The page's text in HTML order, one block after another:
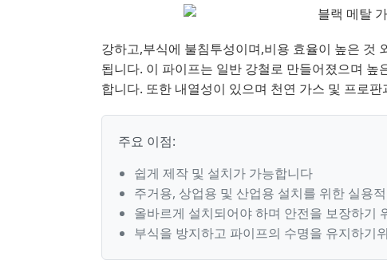
강하고,부식에 불침투성이며,비용 효율이 높은 것
됩니다. 이 파이프는 일반 강철로 만들어졌으며
합니다. 또한 내열성이 있으며 천연 가스 및 프로
주요 이점:
쉽게 제작 및 설치가 가능합니다
주거용, 상업용 및 산업용 설치를 위한 실용
올바르게 설치되어야 하며 안전을 보장하기
부식을 방지하고 파이프의 수명을 유지하기